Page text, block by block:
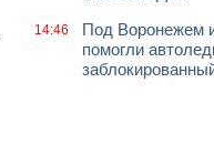
14:46
Под Воронежем
помогли